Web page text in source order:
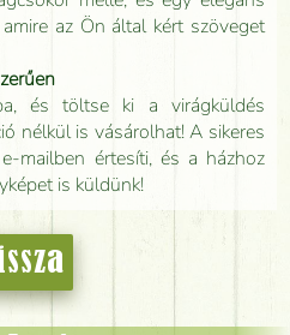
az Ön által kért szöveget
és töltse ki a virágküldés
nélkül is vásárolhat! A sikeres
mailben értesíti, és a házhoz
is küldünk!